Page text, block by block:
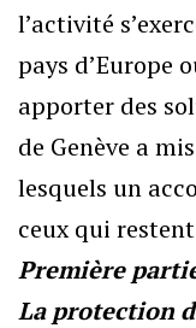
l’activité
pays d’Europe
apporter des
de Genève a
lesquels un
ceux qui
Première
La protection